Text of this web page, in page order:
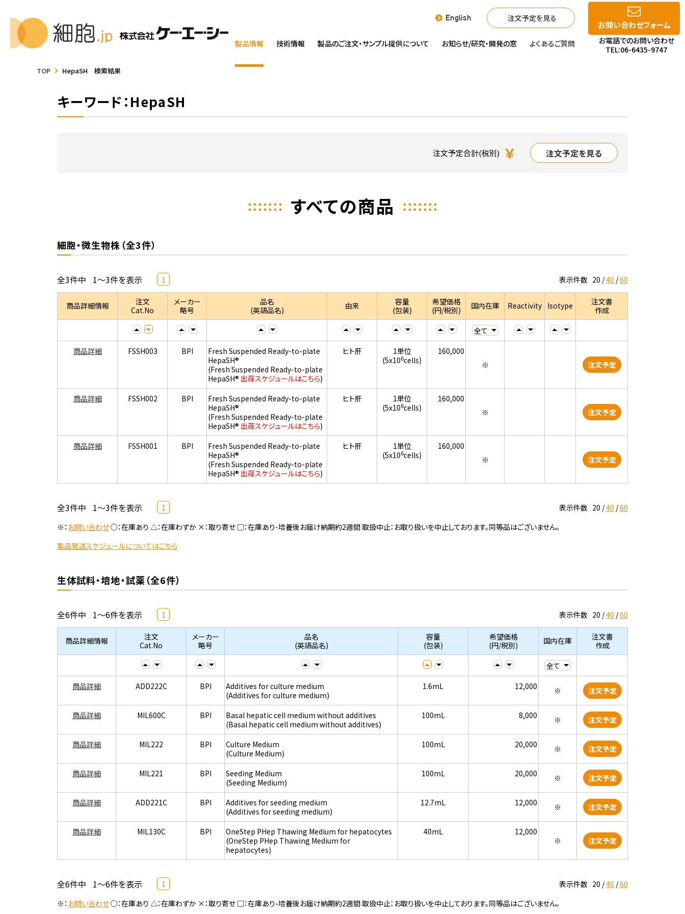
English 注文予定を見る
製品情報 技術情報 製品のご注文・サンプル提供について お知らせ/研究・開発の窓 よくあるご質問
お問い合わせフォーム
お電話でのお問い合わせ
TEL:06-6435-9747
TOP HepaSH 検索結果
キーワード：HepaSH
注文予定合計(税別) ￥ 注文予定を見る
すべての商品
細胞・微生物株（全3件）
全3件中 1～3件を表示 1 表示件数 20 40 60
商品詳細情報
注文
Cat.No
メーカー
略号
品名
(英語品名)
由来
容量
(包装)
希望価格
(円/税別)
国内在庫 Reactivity Isotype
注文書
作成
商品詳細 FSSH003 BPI
Fresh Suspended Ready-to-plate
HepaSH®
(Fresh Suspended Ready-to-plate
HepaSH® 出荷スケジュールはこちら)
ヒト肝
1単位
(5x106cells)
160,000
※
注文予定
商品詳細 FSSH002 BPI
Fresh Suspended Ready-to-plate
HepaSH®
(Fresh Suspended Ready-to-plate
HepaSH® 出荷スケジュールはこちら)
ヒト肝
1単位
(5x106cells)
160,000
※
注文予定
商品詳細 FSSH001 BPI
Fresh Suspended Ready-to-plate
HepaSH®
(Fresh Suspended Ready-to-plate
HepaSH® 出荷スケジュールはこちら)
ヒト肝
1単位
(5x106cells)
160,000
※
注文予定
全3件中 1～3件を表示 1 表示件数 20 40 60
※： お問い合わせ○：在庫あり △：在庫わずか ×：取り寄せ □：在庫あり-培養後お届け納期約2週間 取扱中止：お取り扱いを中止しております。同等品はございません。
製品発送スケジュールについてはこちら
生体試料・培地・試薬（全6件）
全6件中 1～6件を表示 1 表示件数 20 40 60
商品詳細情報
注文
Cat.No
メーカー
略号
品名
(英語品名)
容量
(包装)
希望価格
(円/税別)
国内在庫
注文書
作成
商品詳細 ADD222C BPI
Additives for culture medium
(Additives for culture medium)
1.6mL 12,000 ※ 注文予定
商品詳細 MIL600C BPI
Basal hepatic cell medium without additives
(Basal hepatic cell medium without additives)
100mL 8,000 ※ 注文予定
商品詳細 MIL222 BPI
Culture Medium
(Culture Medium)
100mL 20,000 ※ 注文予定
商品詳細 MIL221 BPI
Seeding Medium
(Seeding Medium)
100mL 20,000 ※ 注文予定
商品詳細 ADD221C BPI
Additives for seeding medium
(Additives for seeding medium)
12.7mL 12,000 ※ 注文予定
商品詳細 MIL130C BPI
OneStep PHep Thawing Medium for hepatocytes
(OneStep PHep Thawing Medium for
hepatocytes)
40mL
12,000
※
注文予定
全6件中 1～6件を表示 1 表示件数 20 40 60
※： お問い合わせ○：在庫あり △：在庫わずか ×：取り寄せ □：在庫あり-培養後お届け納期約2週間 取扱中止：お取り扱いを中止しております。同等品はございません。